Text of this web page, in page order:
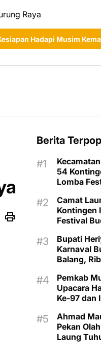
Raya
Murung Raya
Berita
54
Lomba
Camat
Kontingen
Festival
Bupati
Karnaval
Balang,
Pemkab
Upacara
Ke-97 dan
Ahmad
Pekan
Laung